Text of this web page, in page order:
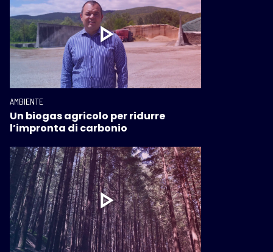
AMBIENTE
Un biogas agricolo per ridurre
l’impronta di carbonio